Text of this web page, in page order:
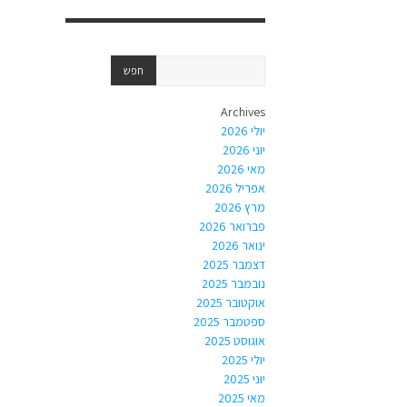
Archives
יולי 2026
יוני 2026
מאי 2026
אפריל 2026
מרץ 2026
פברואר 2026
ינואר 2026
דצמבר 2025
נובמבר 2025
אוקטובר 2025
ספטמבר 2025
אוגוסט 2025
יולי 2025
יוני 2025
מאי 2025